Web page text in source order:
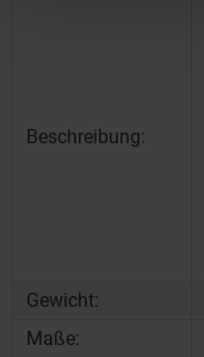
Beschreibung:
Gewicht:
Maße: